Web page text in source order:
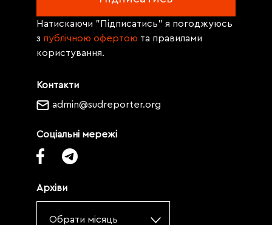
Контакти
admin@sudreporter.org
Соціальні мережі
Архіви
Обрати місяць
Натискаючи "Підписатись" я погоджуюсь
з публічною офертою та правилами
користування.